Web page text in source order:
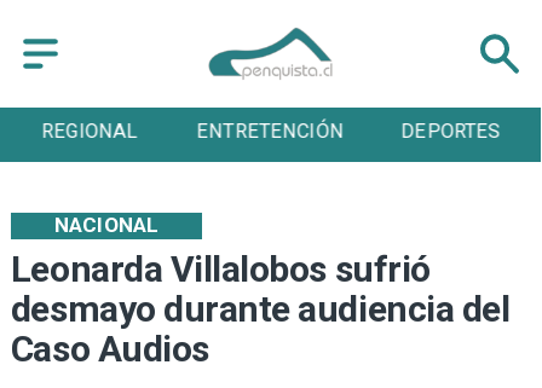
ENTRETENCIÓN DEPORTES
Leonarda Villalobos sufrió
desmayo durante audiencia del
Caso Audios
NACIONAL